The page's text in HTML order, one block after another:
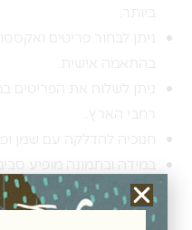
ביותר.
ניתן לבחור פריטים
בהתאמה אישית.
ניתן לשלוח את הפריטים
רחבי הארץ.
חנוכיה להדלקה עם שמן
במידה ובתמונה מופיע
המחשה בלבד ולא מגיע עם